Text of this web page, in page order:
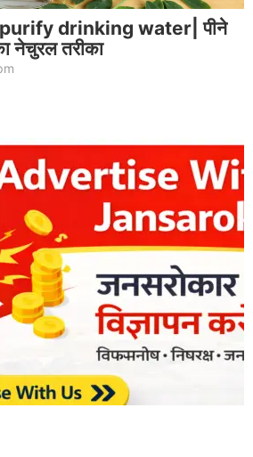
drinking water| पीने
नेचुरल तरीका